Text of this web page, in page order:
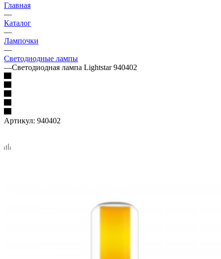
Главная
—
Каталог
—
Лампочки
—
Светодиодные лампы
—Светодиодная лампа Lightstar 940402
Артикул: 940402